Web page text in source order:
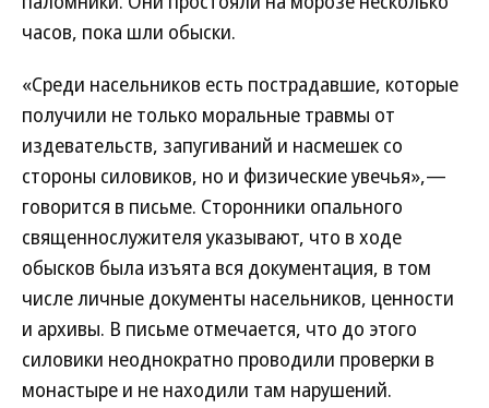
часов, пока шли обыски.
«Среди насельников есть пострадавшие, которые
получили не только моральные травмы от
издевательств, запугиваний и насмешек со
стороны силовиков, но и физические увечья»,—
говорится в письме. Сторонники опального
священнослужителя указывают, что в ходе
обысков была изъята вся документация, в том
числе личные документы насельников, ценности
и архивы. В письме отмечается, что до этого
силовики неоднократно проводили проверки в
монастыре и не находили там нарушений.